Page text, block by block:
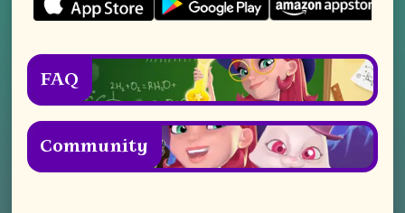
FAQ
Community